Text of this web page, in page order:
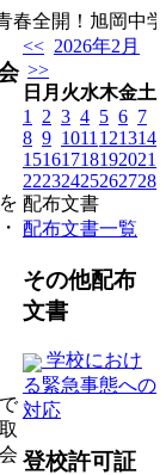
全開！旭岡中
<< 2026年2月
>>
日 月 火水木金土
1
2 3 4 5 6 7
8 9 1011 121314
15161718192021
22232425262728
配布文書
配布文書一覧
その他配布
文書
学校におけ
る緊急事態への
対応
登校許可証